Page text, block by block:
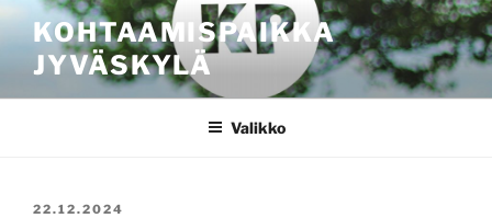
sisältöönKOHTAAMISPAIKKA
JYVÄSKYLÄ
Valikko
JULKAISTU
22.12.2024